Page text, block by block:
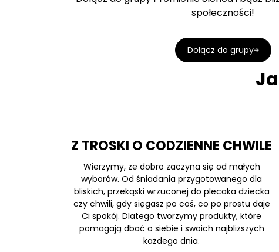
społeczności!
Dołącz do grupy
Z TROSKI O CODZIENNE CHWILE
Wierzymy, że dobro zaczyna się od małych
wyborów. Od śniadania przygotowanego dla
bliskich, przekąski wrzuconej do plecaka dziecka
czy chwili, gdy sięgasz po coś, co po prostu daje
Ci spokój. Dlatego tworzymy produkty, które
pomagają dbać o siebie i swoich najbliższych
każdego dnia.